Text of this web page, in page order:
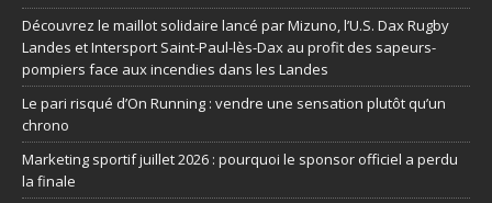
Découvrez le maillot solidaire lancé par Mizuno, l’U.S. Dax Rugby
Landes et Intersport Saint-Paul-lès-Dax au profit des sapeurs-
pompiers face aux incendies dans les Landes
Le pari risqué d’On Running : vendre une sensation plutôt qu’un
chrono
Marketing sportif juillet 2026 : pourquoi le sponsor officiel a perdu
la finale